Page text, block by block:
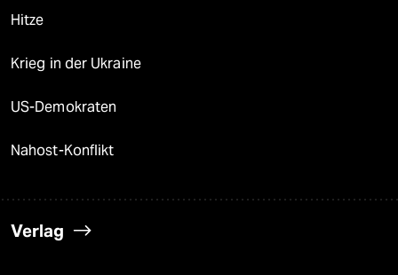
Hitze
Krieg in der Ukraine
US-Demokraten
Nahost-Konflikt
Verlag